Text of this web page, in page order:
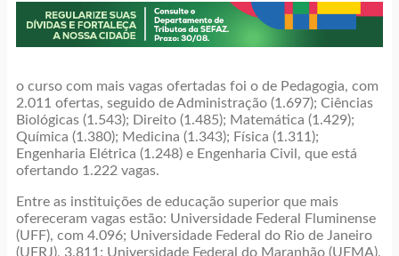
o curso com mais vagas ofertadas foi o de Pedagogia, com
2.011 ofertas, seguido de Administração (1.697); Ciências
Biológicas (1.543); Direito (1.485); Matemática (1.429);
Química (1.380); Medicina (1.343); Física (1.311);
Engenharia Elétrica (1.248) e Engenharia Civil, que está
ofertando 1.222 vagas.
Entre as instituições de educação superior que mais
ofereceram vagas estão: Universidade Federal Fluminense
(UFF), com 4.096; Universidade Federal do Rio de Janeiro
(UFRJ), 3.811; Universidade Federal do Maranhão (UFMA),